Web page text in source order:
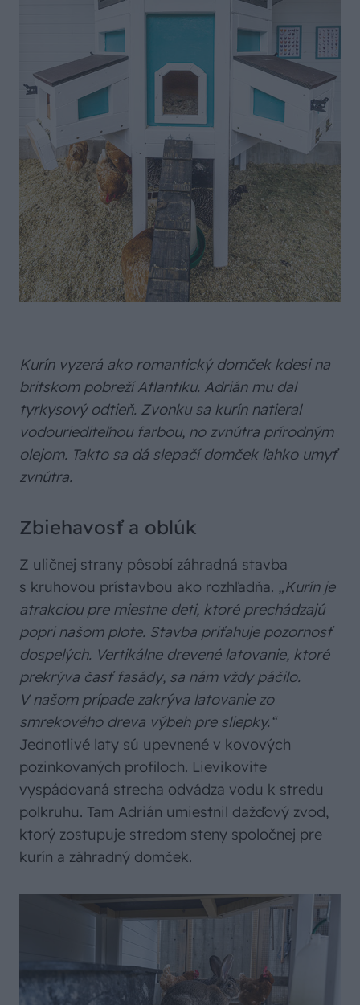
Kurín vyzerá ako romantický domček kdesi na
britskom pobreží Atlantiku. Adrián mu dal
tyrkysový odtieň. Zvonku sa kurín natieral
vodouriediteľnou farbou, no zvnútra prírodným
olejom. Takto sa dá slepačí domček ľahko umyť
zvnútra.
Zbiehavosť a oblúk
Z uličnej strany pôsobí záhradná stavba
s kruhovou prístavbou ako rozhľadňa. „Kurín je
atrakciou pre miestne deti, ktoré prechádzajú
popri našom plote. Stavba priťahuje pozornosť
dospelých. Vertikálne drevené latovanie, ktoré
prekrýva časť fasády, sa nám vždy páčilo.
V našom prípade zakrýva latovanie zo
smrekového dreva výbeh pre sliepky.“
Jednotlivé laty sú upevnené v kovových
pozinkovaných profiloch. Lievikovite
vyspádovaná strecha odvádza vodu k stredu
polkruhu. Tam Adrián umiestnil dažďový zvod,
ktorý zostupuje stredom steny spoločnej pre
kurín a záhradný domček.